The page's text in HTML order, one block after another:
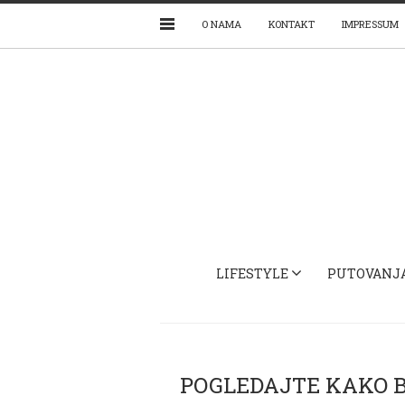
O NAMA KONTAKT IMPRESSUM
LIFESTYLE
POGLEDAJTE KAKO